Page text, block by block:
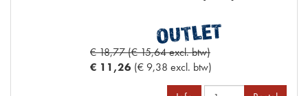
€ 18,77 (€ 15,64 excl. btw)
€ 11,26 (€ 9,38 excl. btw)